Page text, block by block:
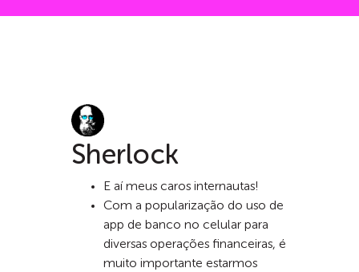
Sherlock
E aí meus caros internautas!
Com a popularização do uso de
app de banco no celular para
diversas operações financeiras, é
muito importante estarmos